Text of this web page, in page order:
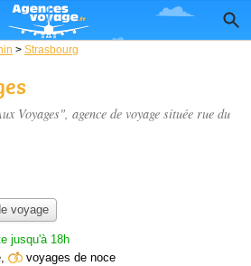
> Strasbourg
Voyages", agence de voyage située rue du
voyage
jusqu'à 18h
,
voyages de noce